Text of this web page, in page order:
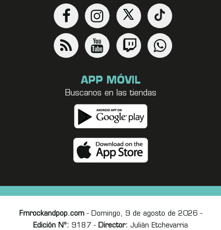
APP MÓVIL
Buscanos en las tiendas
Fmrockandpop.com- Domingo, 9 de agosto de 2026 -
Edición Nº: 9187 - Director: Julián Etchevarria